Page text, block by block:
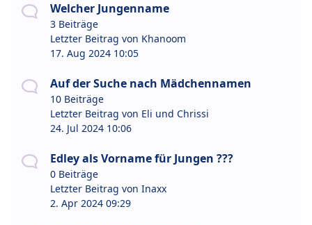
Welcher Jungenname
3 Beiträge
Letzter Beitrag von Khanoom
17. Aug 2024 10:05
Auf der Suche nach Mädchennamen
10 Beiträge
Letzter Beitrag von Eli und Chrissi
24. Jul 2024 10:06
Edley als Vorname für Jungen ???
0 Beiträge
Letzter Beitrag von Inaxx
2. Apr 2024 09:29